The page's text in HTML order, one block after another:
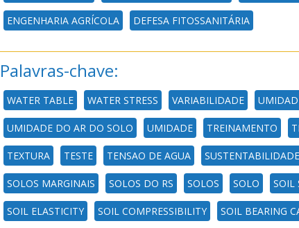
ENGENHARIA AGRÍCOLA DEFESA FITOSSANITÁRIA
Palavras-chave:
WATER TABLE WATER STRESS VARIABILIDADE
UMIDADE DO AR DO SOLO UMIDADE TREINAMENTO
TEXTURA TESTE TENSAO DE AGUA SUSTENTABILIDADE
SOLOS MARGINAIS SOLOS DO RS SOLOS SOLO SOIL
SOIL ELASTICITY SOIL COMPRESSIBILITY SOIL BEARING